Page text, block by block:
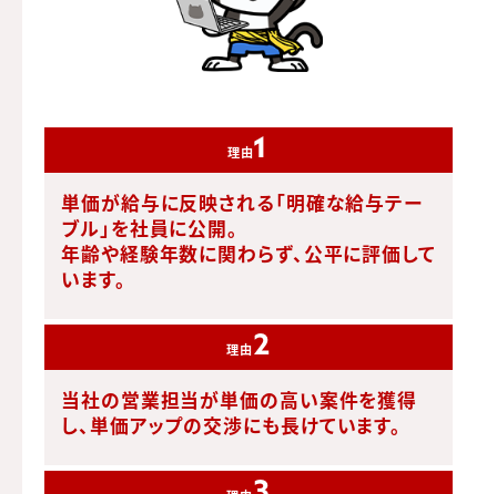
理由1
単価が給与に反映される「明確な給与テー
ブル」を社員に公開。
年齢や経験年数に関わらず、公平に評価して
います。
理由2
当社の営業担当が単価の高い案件を獲得
し、単価アップの交渉にも長けています。